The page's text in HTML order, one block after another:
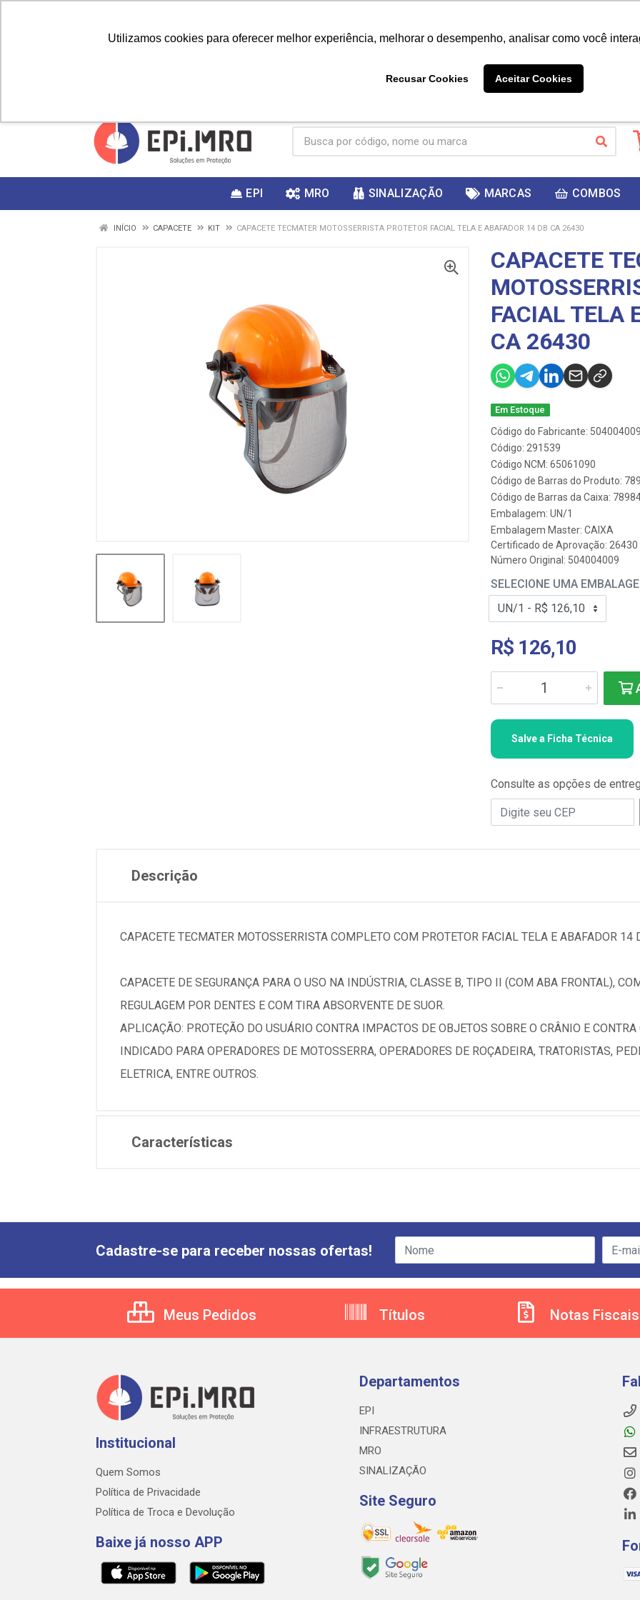
Utilizamos cookies para oferecer melhor experiência, melhorar o desempenho, analisar como você
Recusar Cookies Aceitar Cookies
ganhar
EPI MRO SINALIZAÇÃO MARCAS COMBOS
INÍCIO CAPACETE KIT CAPACETE TECMATER MOTOSSERRISTA PROTETOR FACIAL TELA E ABAFADOR 14 DB CA 26430
CAPACETE
FACIAL TELA
CA 26430
Em Estoque
Código do Fabricante: 504004009
Código: 291539
Código NCM: 65061090
Código de Barras do Produto:
Código de Barras da Caixa:
Embalagem: UN/1
Embalagem Master: CAIXA
Certificado de Aprovação: 26430
Número Original: 504004009
SELECIONE UMA
R$ 126,10
Salve a Ficha Técnica
Consulte as opções de
Descrição
CAPACETE TECMATER MOTOSSERRISTA COMPLETO COM PROTETOR FACIAL TELA E ABAFADOR 14
CAPACETE DE SEGURANÇA PARA O USO NA INDÚSTRIA, CLASSE B, TIPO II (COM ABA FRONTAL),
REGULAGEM POR DENTES E COM TIRA ABSORVENTE DE SUOR.
APLICAÇÃO: PROTEÇÃO DO USUÁRIO CONTRA IMPACTOS DE OBJETOS SOBRE O CRÂNIO E CONTRA
INDICADO PARA OPERADORES DE MOTOSSERRA, OPERADORES DE ROÇADEIRA, TRATORISTAS,
ELETRICA, ENTRE OUTROS.
Características
Cadastre-se para receber nossas ofertas!
Meus Pedidos Títulos Notas Fiscais
Institucional
Quem Somos
Política de Privacidade
Política de Troca e Devolução
Baixe já nosso APP
Departamentos
EPI
INFRAESTRUTURA
MRO
SINALIZAÇÃO
Site Seguro